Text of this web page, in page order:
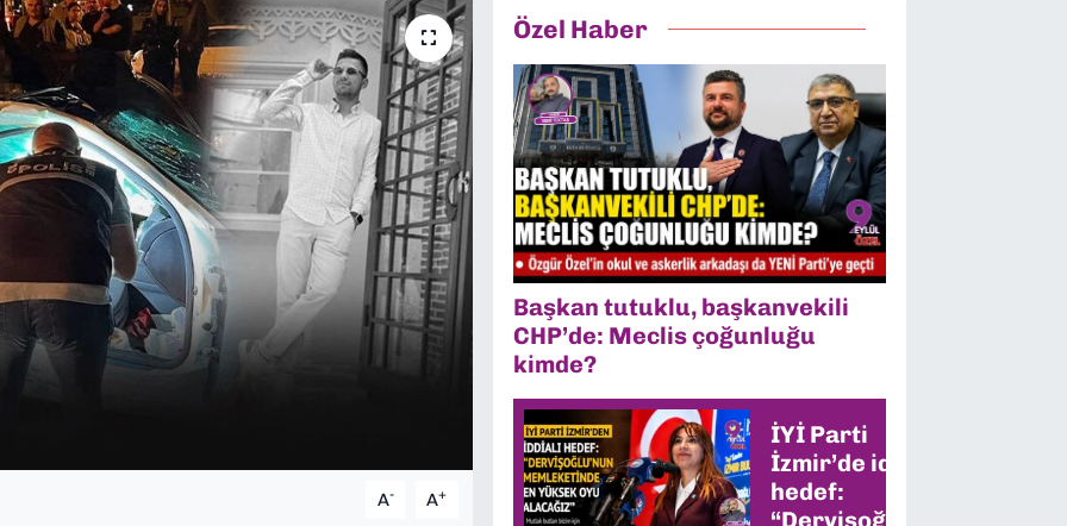
A- A+
Özel Haber
Başkan tutuklu, başkanvekili
CHP’de: Meclis çoğunluğu
kimde?
İYİ Parti
İzmir’de iddialı
hedef:
“Dervişoğlu’nun